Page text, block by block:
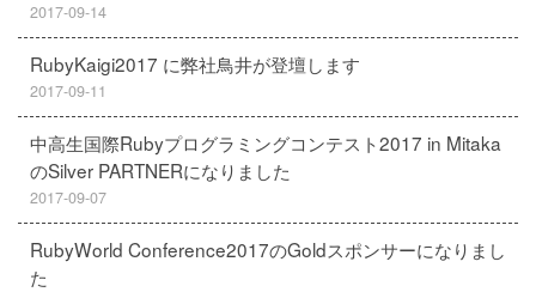
2017-09-14
RubyKaigi2017 に弊社鳥井が登壇します
2017-09-11
中高生国際Rubyプログラミングコンテスト2017 in Mitaka
のSilver PARTNERになりました
2017-09-07
RubyWorld Conference2017のGoldスポンサーになりまし
た